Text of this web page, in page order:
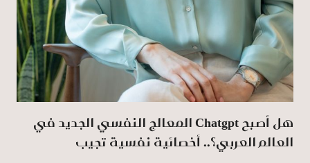
هل أصبح Chatgpt المعالج النفسي الجديد في
العالم العربي؟.. أخصائية نفسية تجيب